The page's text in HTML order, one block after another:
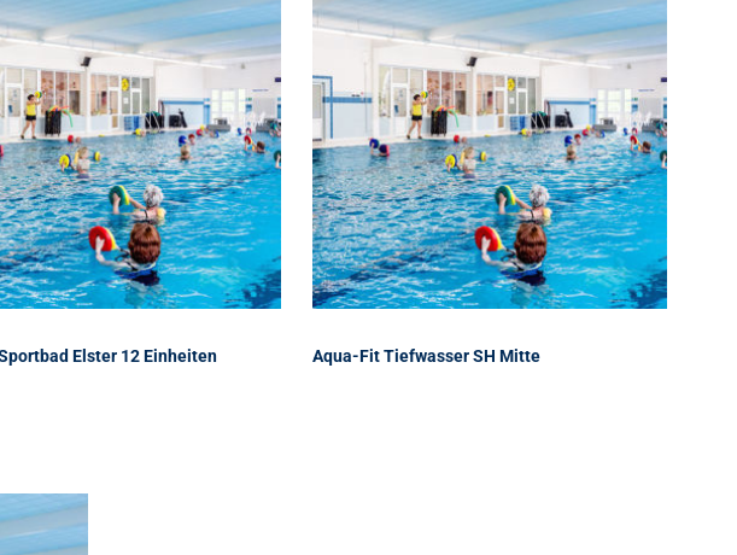
Elster 12 Einheiten Aqua-Fit Tiefwasser SH Mitte